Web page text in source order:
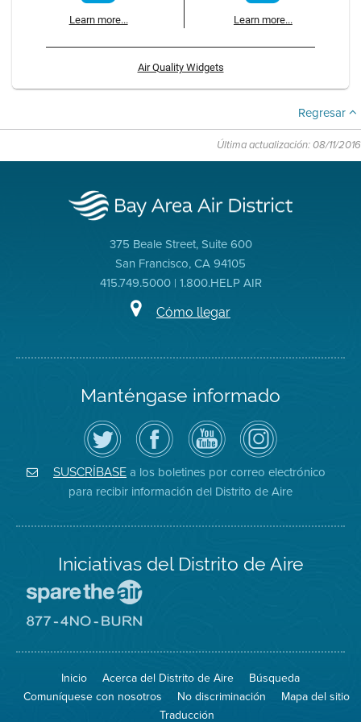
Learn more... Learn more...
Air Quality Widgets
Regresar
Última actualización: 08/11/2016
375 Beale Street, Suite 600
San Francisco, CA 94105
415.749.5000 | 1.800.HELP AIR
Cómo llegar
Manténgase informado
Siga
el
Distrito
de
Aire
en
Twitter
Visite
la
página
de
Facebook
del
Distrito
Canal
de
YouTube
del
Distrito
de
Aire
Air
District
on
Instagram
SUSCRÍBASE a los boletines por correo electrónico
para recibir información del Distrito de Aire
Iniciativas del Distrito de Aire
Spare
Air
el
aire)
sitio
8774
Burn
Inicio Acerca del Distrito de Aire
Búsqueda
Comuníquese con nosotros
No discriminación
Mapa del sitio
Traducción